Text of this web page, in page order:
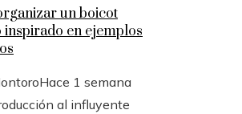
un boicot
inspirado en ejemplos
Hace 1 semana
al influyente